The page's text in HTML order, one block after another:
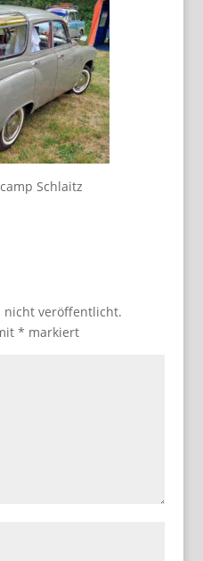
Schlaitz
nicht veröffentlicht.
* markiert